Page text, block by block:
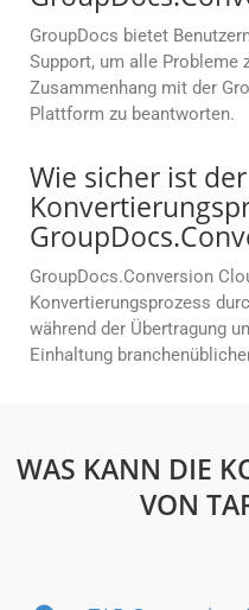
GroupDocs bietet
Support, um alle Probleme
Zusammenhang mit der
Plattform zu beantworten.
Wie sicher ist der
GroupDocs.Conversion
Konvertierungsprozess
während der Übertragung
Einhaltung
WAS KANN DIE
VON